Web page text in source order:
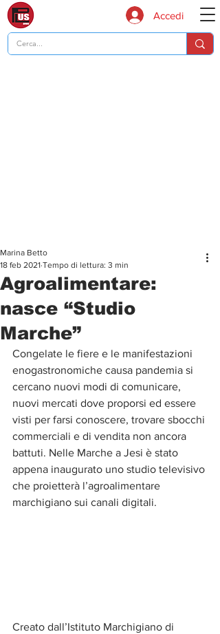
Accedi
Agroalimentare:
nasce “Studio
Marche”
Marina Betto
18 feb 2021 Tempo di lettura: 3 min
Congelate le fiere e le manifestazioni
enogastronomiche causa pandemia si
cercano nuovi modi di comunicare,
nuovi mercati dove proporsi ed essere
visti per farsi conoscere, trovare sbocchi
commerciali e di vendita non ancora
battuti. Nelle Marche a Jesi è stato
appena inaugurato uno studio televisivo
che proietterà l’agroalimentare
marchigiano sui canali digitali.
Creato dall’Istituto Marchigiano di